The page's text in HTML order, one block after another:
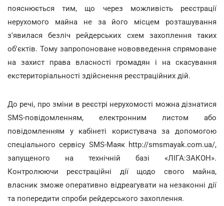
пояснюється тим, що через можливість реєстрації
нерухомого майна не за його місцем розташування
з'явилася безліч рейдерських схем захоплення таких
об'єктів. Тому запропоноване нововведення спрямоване
на захист права власності громадян і на скасування
екстериторіальності здійснення реєстраційних дій.
До речі, про зміни в реєстрі нерухомості можна дізнатися
SMS-повідомленням, електронним листом або
повідомленням у кабінеті користувача за допомогою
спеціального сервісу SMS-Маяк http://smsmayak.com.ua/,
запущеного на технічній базі «ЛІГА:ЗАКОН».
Контролюючи реєстраційні дії щодо свого майна,
власник зможе оперативно відреагувати на незаконні дії
та попередити спроби рейдерського захоплення.